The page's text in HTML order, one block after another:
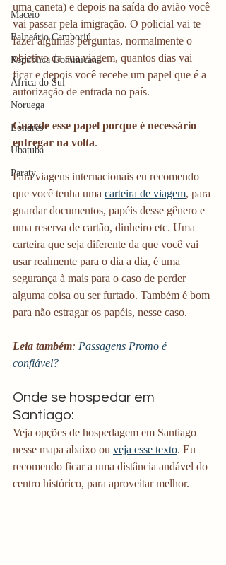
Maceió
Balneário Camboriú
República Dominicana
África do Sul
Noruega
Londres
Ubatuba
Paraty
uma caneta) e depois na saída do avião você
vai passar pela imigração. O policial vai te
fazer algumas perguntas, normalmente o
objetivo da sua viagem, quantos dias vai
ficar e depois você recebe um papel que é a
autorização de entrada no país.
Guarde esse papel porque é necessário
entregar na volta.
Para viagens internacionais eu recomendo
que você tenha uma carteira de viagem, para
guardar documentos, papéis desse gênero e
uma reserva de cartão, dinheiro etc. Uma
carteira que seja diferente da que você vai
usar realmente para o dia a dia, é uma
segurança à mais para o caso de perder
alguma coisa ou ser furtado. Também é bom
para não estragar os papéis, nesse caso.
Leia também: Passagens Promo é
confiável?
Onde se hospedar em
Santiago:
Veja opções de hospedagem em Santiago
nesse mapa abaixo ou veja esse texto. Eu
recomendo ficar a uma distância andável do
centro histórico, para aproveitar melhor.